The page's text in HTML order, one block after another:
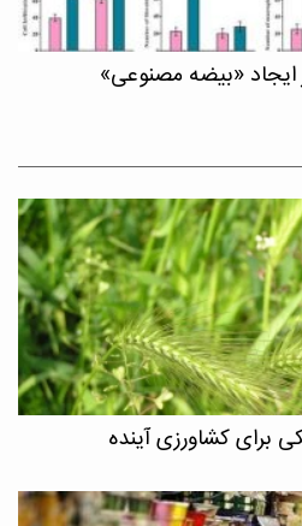
ایجاد «بیضه مصنوعی»
برای کشاورزی آینده